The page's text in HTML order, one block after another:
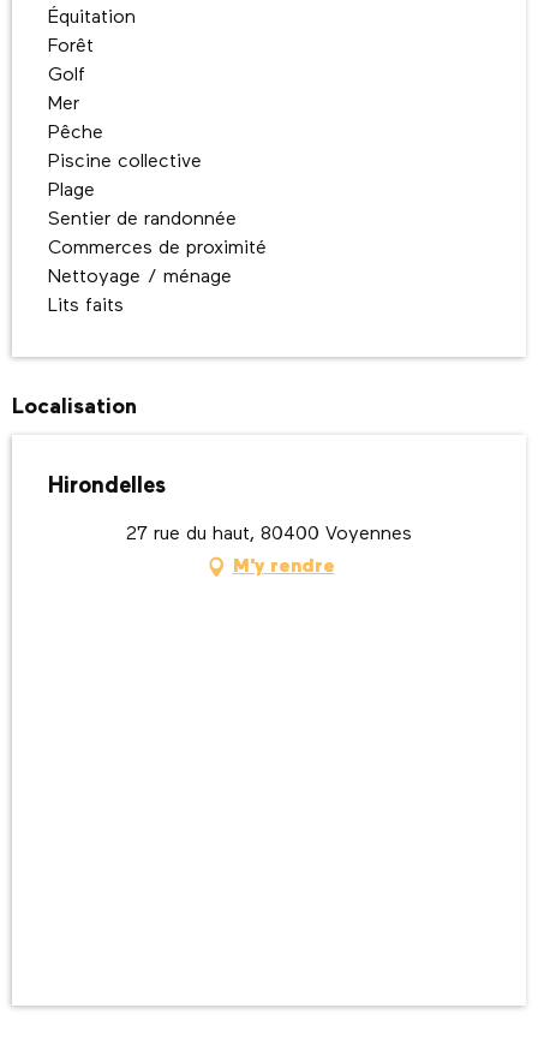
Équitation
Forêt
Golf
Mer
Pêche
Piscine collective
Plage
Sentier de randonnée
Commerces de proximité
Nettoyage / ménage
Lits faits
Localisation
Hirondelles
27 rue du haut, 80400 Voyennes
M'y rendre